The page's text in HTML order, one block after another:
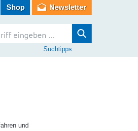
Shop Newsletter
Suchtipps
und